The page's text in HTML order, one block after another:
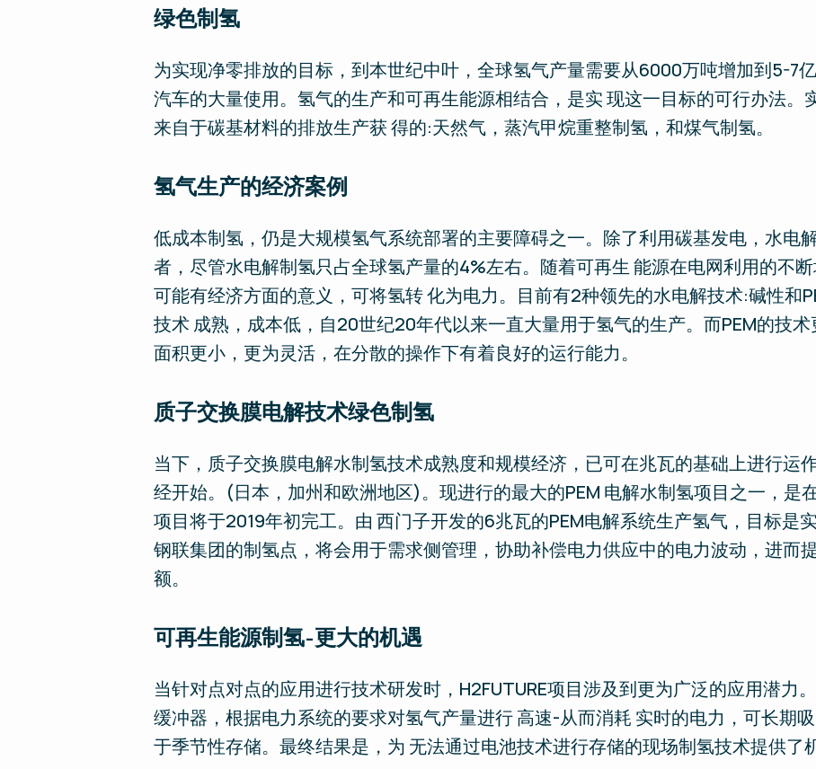
绿色制氢
为实现净零排放的目标，到本世纪中叶，全球氢气产量需要从6000万吨增加到5-7
汽车的大量使用。氢气的生产和可再生能源相结合，是实 现这一目标的可行办法。
来自于碳基材料的排放生产获 得的:天然气，蒸汽甲烷重整制氢，和煤气制氢。
氢气生产的经济案例
低成本制氢，仍是大规模氢气系统部署的主要障碍之一。除了利用碳基发电，水电
者，尽管水电解制氢只占全球氢产量的4%左右。随着可再生 能源在电网利用的不
可能有经济方面的意义，可将氢转 化为电力。目前有2种领先的水电解技术:碱性和
技术 成熟，成本低，自20世纪20年代以来一直大量用于氢气的生产。而PEM的技
面积更小，更为灵活，在分散的操作下有着良好的运行能力。
质子交换膜电解技术绿色制氢
当下，质子交换膜电解水制氢技术成熟度和规模经济，已可在兆瓦的基础上进行运
经开始。(日本，加州和欧洲地区)。现进行的最大的PEM 电解水制氢项目之一，是
项目将于2019年初完工。由 西门子开发的6兆瓦的PEM电解系统生产氢气，目标是
钢联集团的制氢点，将会用于需求侧管理，协助补偿电力供应中的电力波动，进而
额。
可再生能源制氢-更大的机遇
当针对点对点的应用进行技术研发时，H2FUTURE项目涉及到更为广泛的应用潜力
缓冲器，根据电力系统的要求对氢气产量进行 高速-从而消耗 实时的电力，可长期
于季节性存储。最终结果是，为 无法通过电池技术进行存储的现场制氢技术提供了